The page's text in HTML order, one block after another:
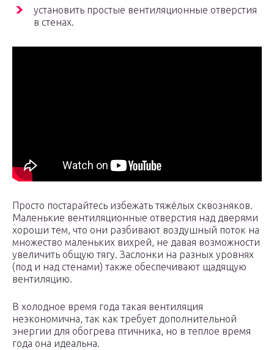
установить простые вентиляционные отверстия
в стенах.
Просто постарайтесь избежать тяжёлых сквозняков.
Маленькие вентиляционные отверстия над дверями
хороши тем, что они разбивают воздушный поток на
множество маленьких вихрей, не давая возможности
увеличить общую тягу. Заслонки на разных уровнях
(под и над стенами) также обеспечивают щадящую
вентиляцию.
В холодное время года такая вентиляция
неэкономична, так как требует дополнительной
энергии для обогрева птичника, но в теплое время
года она идеальна.